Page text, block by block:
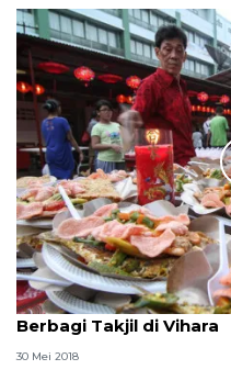
Berbagi Takjil di Vihara
30 Mei 2018